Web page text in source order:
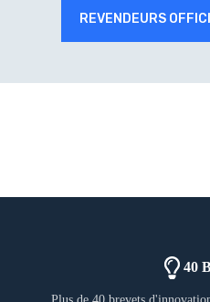
REVENDEURS
40
Plus de 40 brevets